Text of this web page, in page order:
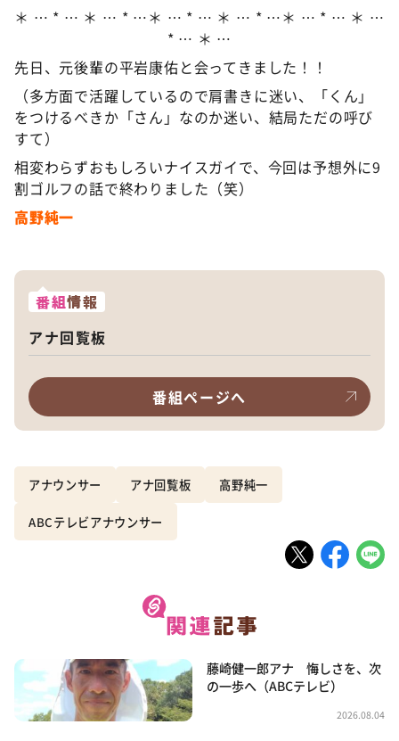
＊ … * … ＊ … * …＊ … * … ＊ … * …＊ … * … ＊ …
* … ＊ …
先日、元後輩の平岩康佑と会ってきました！！
（多方面で活躍しているので肩書きに迷い、「くん」
をつけるべきか「さん」なのか迷い、結局ただの呼び
すて）
相変わらずおもしろいナイスガイで、今回は予想外に9
割ゴルフの話で終わりました（笑）
高野純一
番組情報
アナ回覧板
番組ページへ
アナウンサー アナ回覧板 高野純一
ABCテレビアナウンサー
藤崎健一郎アナ 悔しさを、次
の一歩へ（ABCテレビ）
2026.08.04